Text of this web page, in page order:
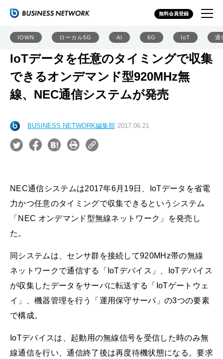
無料会員登録
IOWN ローカル5G AI 6G IoT 通
IoTデータを任意のタイミングで収集
できるオンデマンド型920MHz無
線、NEC通信システムが発売
BUSINESS NETWORK編集部 2017.06.21
NEC通信システムは2017年6月19日、IoTデータを省電
力かつ任意のタイミングで収集できるというシステム
「NEC オンデマンド型無線ネットワーク」を発売し
た。
同システムは、センサ群を接続して920MHz帯の無線
ネットワークで通信する「IoTデバイス」、IoTデバイス
が収集したデータをサーバに転送する「IoTゲートウェ
イ」、機器管理を行う「運用保守サーバ」の3つの要素
で構成。
IoTデバイスは、起動用の無線信号を受信した時のみ無
線通信を行い、通信終了後は再度待機状態になる。要求